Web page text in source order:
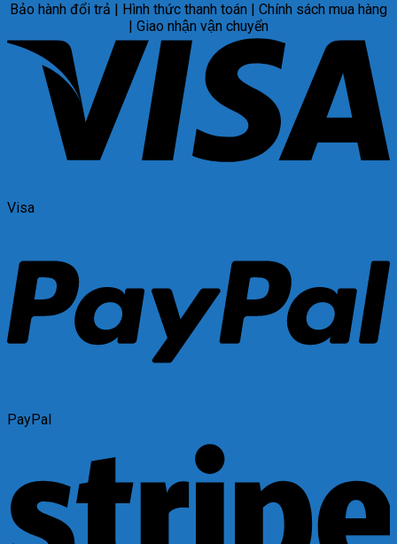
Bảo hành đổi trả | Hình thức thanh toán | Chính sách mua hàng
| Giao nhận vận chuyển
Visa
PayPal